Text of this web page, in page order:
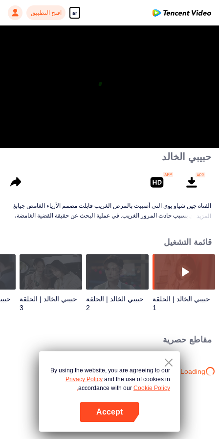
ar افتح التطبيق
حبيبي الخالد
الفتاة جين شياو يوي التي أصيبت بالمرض الغريب قابلت مصمم الأزياء الغامض جيانغ
باي جيوي بسبب حادث المرور الغريب. في عملية البحث عن حقيقة القضية الغامضة،
المزيد
قائمة التشغيل
حبيبي الخالد | الحلقة
1
حبيبي الخالد | الحلقة
2
حبيبي الخالد | الحلقة
3
مقاطع حصرية
Loading…
By using the website, you are agreeing to our
Privacy Policy and the use of cookies in
accordance with our Cookie Policy.
Accept